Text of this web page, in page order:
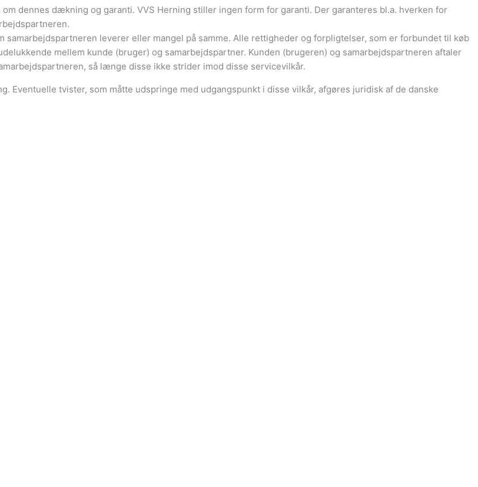
dennes dækning og garanti. VVS Herning stiller ingen form for garanti. Der garanteres bl.a. hverken for
leverer eller mangel på samme. Alle rettigheder og forpligtelser, som er forbundet til køb
mellem kunde (bruger) og samarbejdspartner. Kunden (brugeren) og samarbejdspartneren aftaler
så længe disse ikke strider imod disse servicevilkår.
Eventuelle tvister, som måtte udspringe med udgangspunkt i disse vilkår, afgøres juridisk af de danske